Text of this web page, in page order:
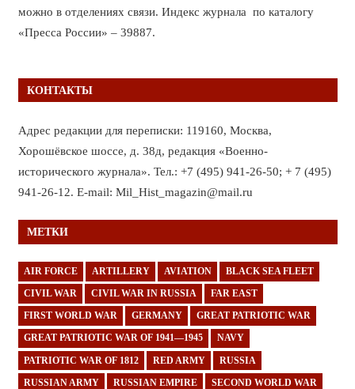
можно в отделениях связи. Индекс журнала по каталогу
«Пресса России» – 39887.
КОНТАКТЫ
Адрес редакции для переписки: 119160, Москва,
Хорошёвское шоссе, д. 38д, редакция «Военно-
исторического журнала». Тел.: +7 (495) 941-26-50; + 7 (495)
941-26-12. E-mail: Mil_Hist_magazin@mail.ru
МЕТКИ
AIR FORCE ARTILLERY AVIATION BLACK SEA FLEET
CIVIL WAR CIVIL WAR IN RUSSIA FAR EAST
FIRST WORLD WAR GERMANY GREAT PATRIOTIC WAR
GREAT PATRIOTIC WAR OF 1941—1945 NAVY
PATRIOTIC WAR OF 1812 RED ARMY RUSSIA
RUSSIAN ARMY RUSSIAN EMPIRE SECOND WORLD WAR